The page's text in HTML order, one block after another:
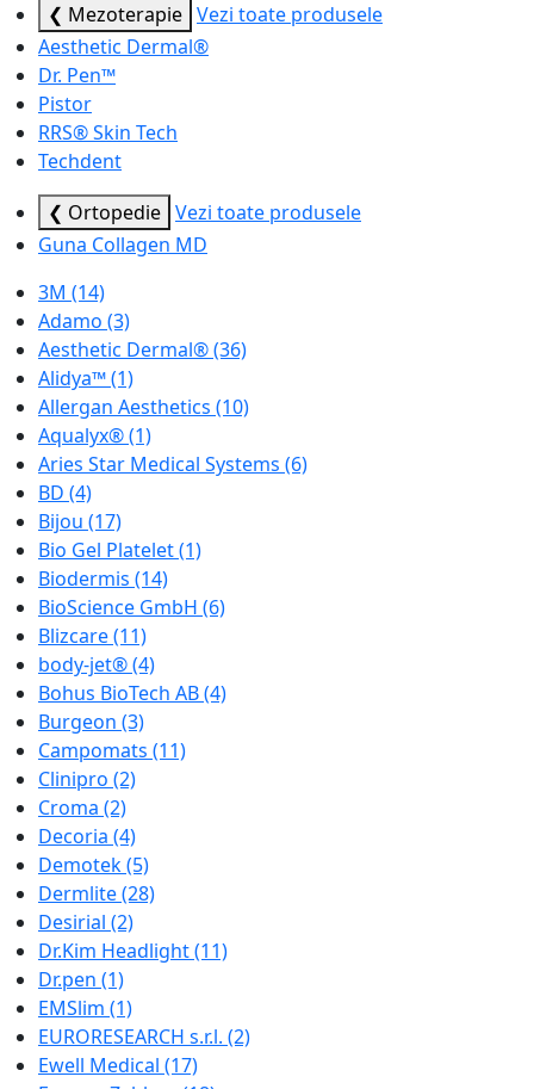
❮ Mezoterapie Vezi toate produsele
Aesthetic Dermal®
Dr. Pen™
Pistor
RRS® Skin Tech
Techdent
❮ Ortopedie Vezi toate produsele
Guna Collagen MD
3M (14)
Adamo (3)
Aesthetic Dermal®(36)
Alidya™(1)
Allergan Aesthetics (10)
Aqualyx®(1)
Aries Star Medical Systems (6)
BD (4)
Bijou (17)
Bio Gel Platelet(1)
Biodermis (14)
BioScience GmbH (6)
Blizcare(11)
body-jet®(4)
Bohus BioTech AB(4)
Burgeon (3)
Campomats (11)
Clinipro (2)
Croma (2)
Decoria (4)
Demotek(5)
Dermlite(28)
Desirial (2)
Dr.Kim Headlight(11)
Dr.pen (1)
EMSlim (1)
EURORESEARCH s.r.l. (2)
Ewell Medical (17)